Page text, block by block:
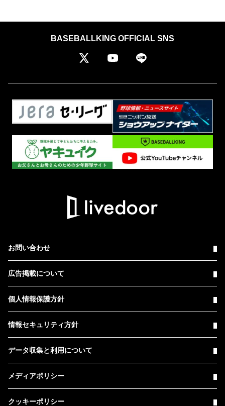
BASEBALLKING OFFICIAL SNS
お問い合わせ
広告掲載について
個人情報保護方針
情報セキュリティ方針
データ収集と利用について
メディアポリシー
クッキーポリシー